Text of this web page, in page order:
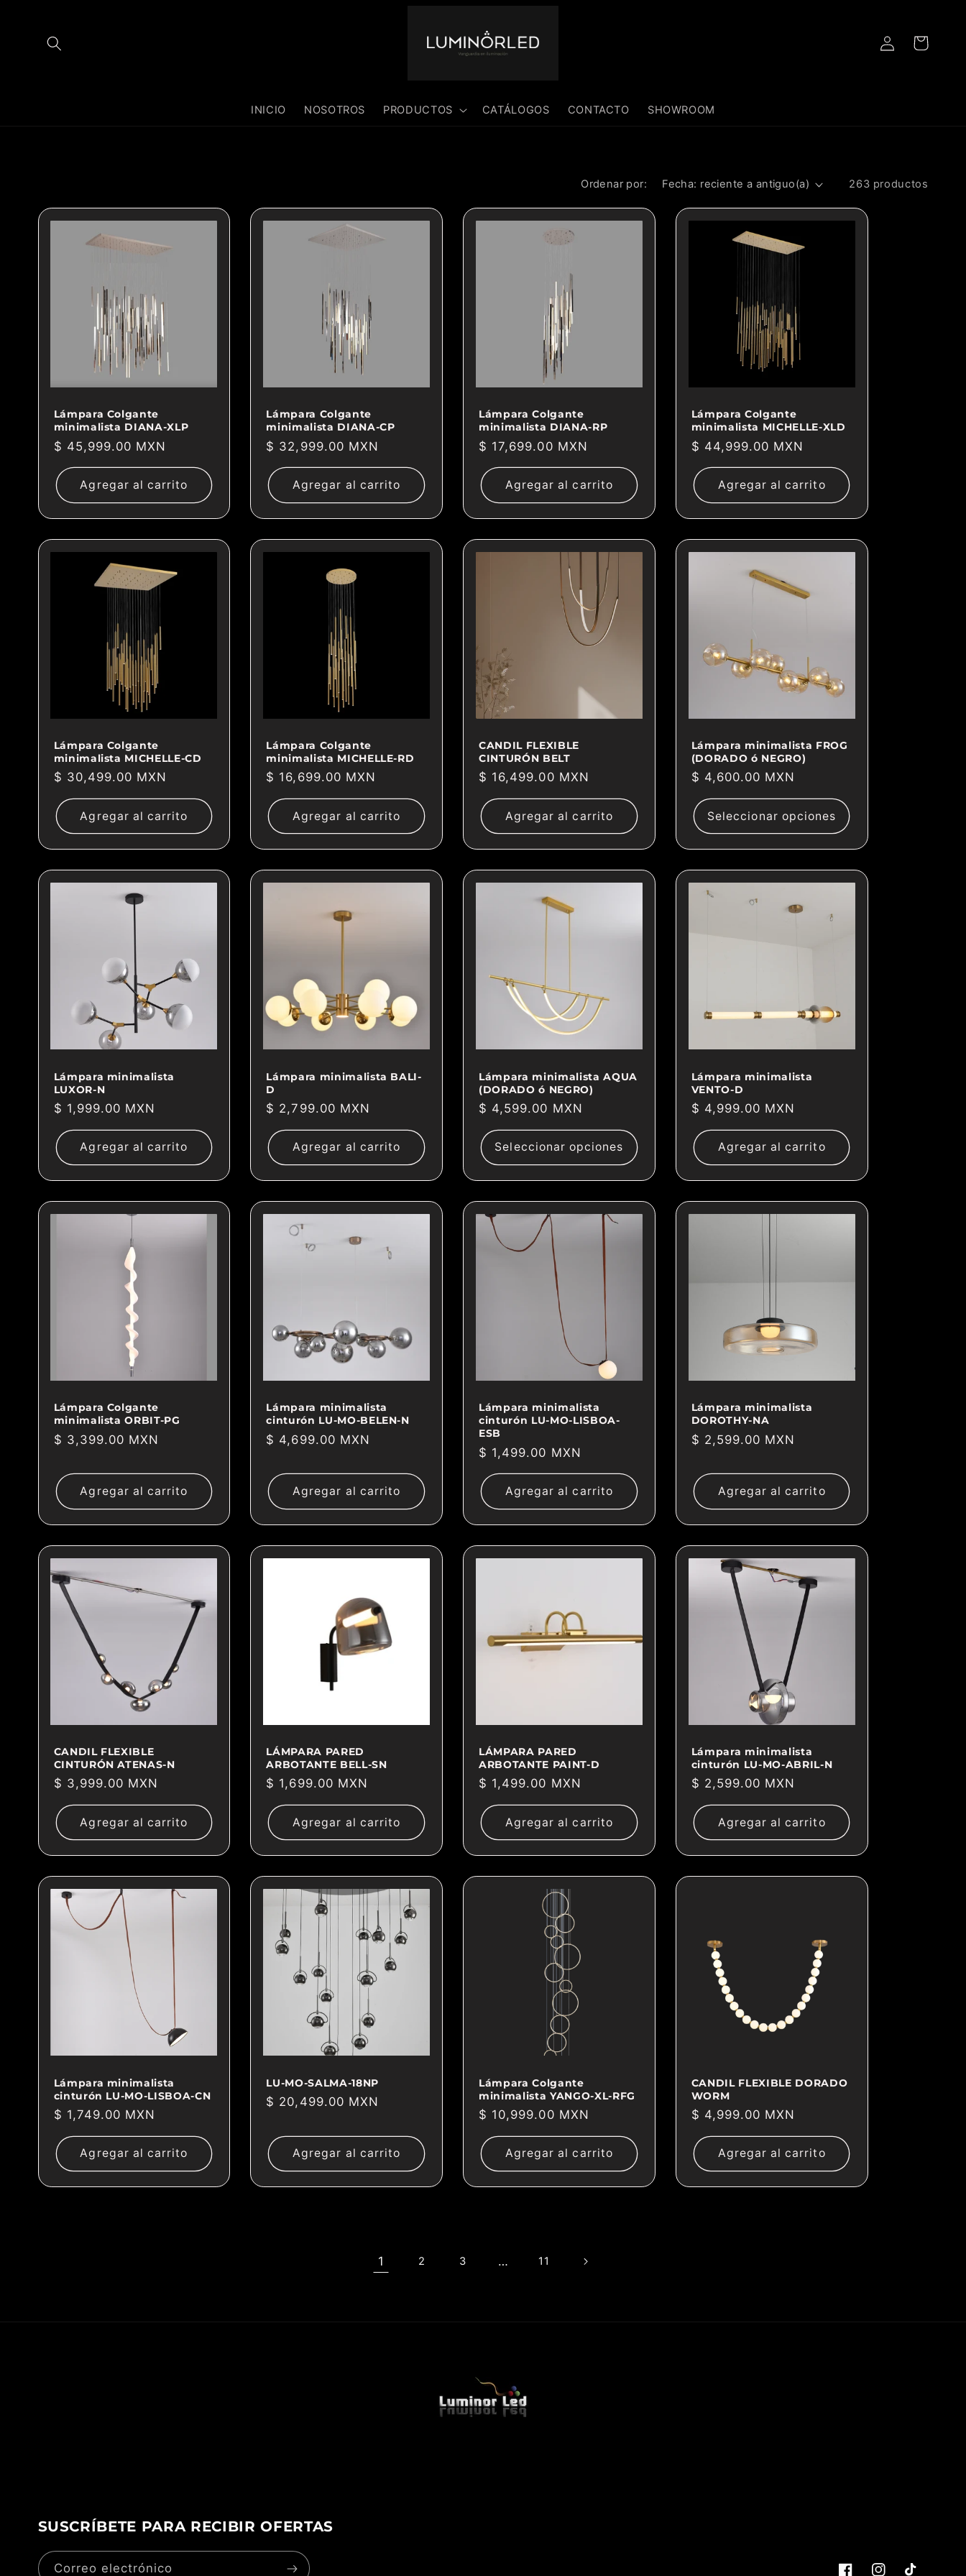
INICIO NOSOTROS PRODUCTOS CATÁLOGOS CONTACTO SHOWROOM
Iniciar
sesión
Carrito
Ordenar por: 263 productos
Lámpara Colgante
minimalista DIANA-XLP
Precio
habitual
$ 45,999.00 MXN
Agregar al carrito
Lámpara Colgante
minimalista DIANA-CP
Precio
habitual
$ 32,999.00 MXN
Agregar al carrito
Lámpara Colgante
minimalista DIANA-RP
Precio
habitual
$ 17,699.00 MXN
Agregar al carrito
Lámpara Colgante
minimalista MICHELLE-XLD
Precio
habitual
$ 44,999.00 MXN
Agregar al carrito
Lámpara Colgante
minimalista MICHELLE-CD
Precio
habitual
$ 30,499.00 MXN
Agregar al carrito
Lámpara Colgante
minimalista MICHELLE-RD
Precio
habitual
$ 16,699.00 MXN
Agregar al carrito
CANDIL FLEXIBLE
CINTURÓN BELT
Precio
habitual
$ 16,499.00 MXN
Agregar al carrito
Lámpara minimalista FROG
(DORADO ó NEGRO)
Precio
habitual
$ 4,600.00 MXN
Seleccionar opciones
Lámpara minimalista
LUXOR-N
Precio
$ 1,999.00 MXN
Agregar al carrito
Lámpara minimalista BALI-
D
Precio
$ 2,799.00 MXN
Agregar al carrito
Lámpara minimalista AQUA
(DORADO ó NEGRO)
Precio
$ 4,599.00 MXN
Seleccionar opciones
Lámpara minimalista
VENTO-D
Precio
$ 4,999.00 MXN
Agregar al carrito
Lámpara Colgante
minimalista ORBIT-PG
Precio
$ 3,399.00 MXN
Agregar al carrito
Lámpara minimalista
cinturón LU-MO-BELEN-N
Precio
$ 4,699.00 MXN
Agregar al carrito
Lámpara minimalista
cinturón LU-MO-LISBOA-
ESB
Precio
habitual
$ 1,499.00 MXN
Agregar al carrito
Lámpara minimalista
DOROTHY-NA
Precio
$ 2,599.00 MXN
Agregar al carrito
CANDIL FLEXIBLE
CINTURÓN ATENAS-N
Precio
habitual
$ 3,999.00 MXN
Agregar al carrito
LÁMPARA PARED
ARBOTANTE BELL-SN
Precio
habitual
$ 1,699.00 MXN
Agregar al carrito
LÁMPARA PARED
ARBOTANTE PAINT-D
Precio
habitual
$ 1,499.00 MXN
Agregar al carrito
Lámpara minimalista
cinturón LU-MO-ABRIL-N
Precio
habitual
$ 2,599.00 MXN
Agregar al carrito
Lámpara minimalista
cinturón LU-MO-LISBOA-CN
Precio
$ 1,749.00 MXN
Agregar al carrito
LU-MO-SALMA-18NP
Precio
$ 20,499.00 MXN
Agregar al carrito
Lámpara Colgante
minimalista YANGO-XL-RFG
Precio
$ 10,999.00 MXN
Agregar al carrito
CANDIL FLEXIBLE DORADO
WORM
Precio
$ 4,999.00 MXN
Agregar al carrito
1 2 3 … 11
SUSCRÍBETE PARA RECIBIR OFERTAS
Correo electrónico